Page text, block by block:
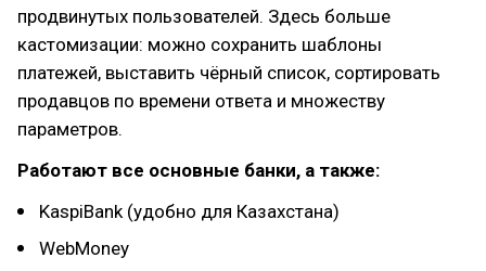
продвинутых пользователей. Здесь больше
кастомизации: можно сохранить шаблоны
платежей, выставить чёрный список, сортировать
продавцов по времени ответа и множеству
параметров.
Работают все основные банки, а также:
KaspiBank (удобно для Казахстана)
WebMoney